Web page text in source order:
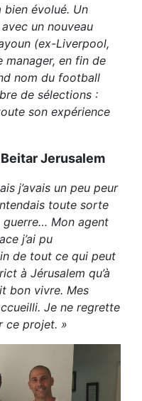
bien évolué. Un
un nouveau
(ex-Liverpool,
manager, en fin de
nom du football
de sélections :
son expérience
Jerusalem
j’avais un peu peur
toute sorte
guerre… Mon agent
j’ai pu
de tout ce qui peut
à Jérusalem qu’à
bon vivre. Mes
Je ne regrette
ce projet. »